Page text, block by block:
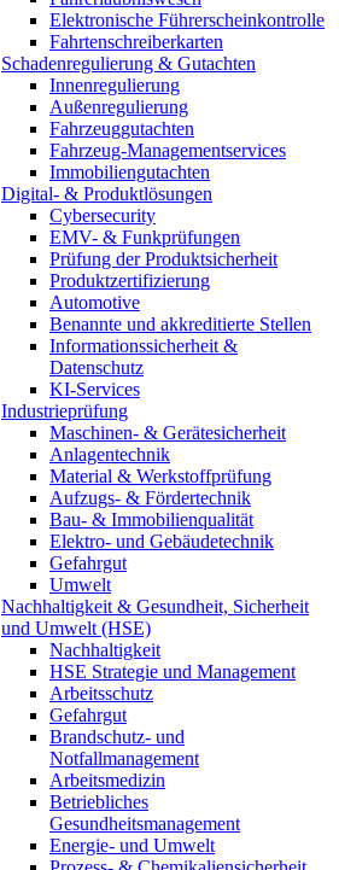
Elektronische Führerscheinkontrolle
Fahrtenschreiberkarten
Schadenregulierung & Gutachten
Innenregulierung
Außenregulierung
Fahrzeuggutachten
Fahrzeug-Managementservices
Immobiliengutachten
Digital- & Produktlösungen
Cybersecurity
EMV- & Funkprüfungen
Prüfung der Produktsicherheit
Produktzertifizierung
Automotive
Benannte und akkreditierte Stellen
Informationssicherheit &
Datenschutz
KI-Services
Industrieprüfung
Maschinen- & Gerätesicherheit
Anlagentechnik
Material & Werkstoffprüfung
Aufzugs- & Fördertechnik
Bau- & Immobilienqualität
Elektro- und Gebäudetechnik
Gefahrgut
Umwelt
Nachhaltigkeit & Gesundheit, Sicherheit
und Umwelt (HSE)
Nachhaltigkeit
HSE Strategie und Management
Arbeitsschutz
Gefahrgut
Brandschutz- und
Notfallmanagement
Arbeitsmedizin
Betriebliches
Gesundheitsmanagement
Energie- und Umwelt